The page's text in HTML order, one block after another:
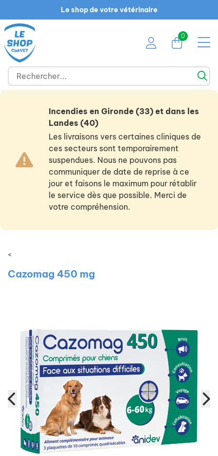
Le shop de votre vétérinaire
0
Incendies en Gironde (33) et dans les
Landes (40)
Les livraisons vers certaines cliniques de
ces secteurs sont temporairement
suspendues. Nous ne pouvons pas
communiquer de date de reprise à ce
jour et faisons le maximum pour rétablir
le service dès que possible. Merci de
votre compréhension.
<
Cazomag 450 mg